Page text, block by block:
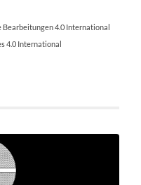
Bearbeitungen 4.0 International
4.0 International